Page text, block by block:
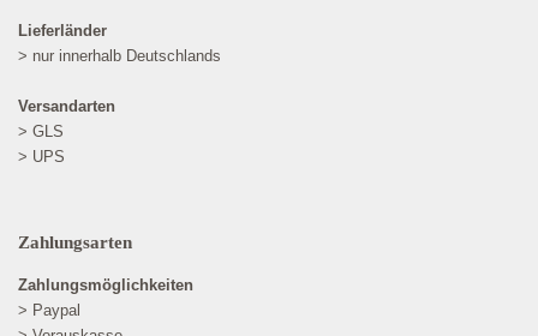
Lieferländer
> nur innerhalb Deutschlands
Versandarten
> GLS
> UPS
Zahlungsarten
Zahlungsmöglichkeiten
> Paypal